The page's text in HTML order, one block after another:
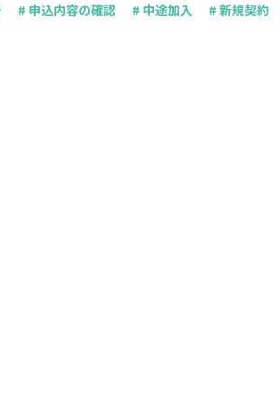
# 申込内容の確認 # 中途加入 # 新規契約